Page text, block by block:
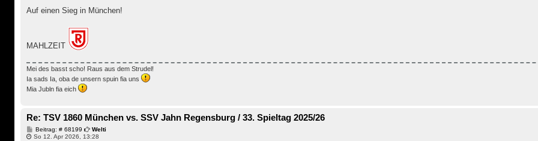
Auf einen Sieg in München!
MAHLZEIT
Mei des basst scho! Raus aus dem Strudel!
Ia sads Ia, oba de unsern spuin fia uns
Mia Jubln fia eich
Re: TSV 1860 München vs. SSV Jahn Regensburg / 33. Spieltag 2025/26
Beitrag: # 68199 B
e
Welti
So 12. Apr 2026, 13:28